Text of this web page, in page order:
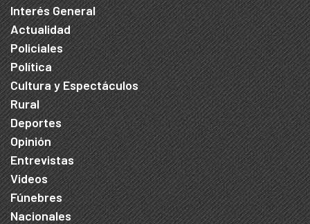
Interés General
Actualidad
Policiales
Política
Cultura y Espectáculos
Rural
Deportes
Opinión
Entrevistas
Videos
Fúnebres
Nacionales